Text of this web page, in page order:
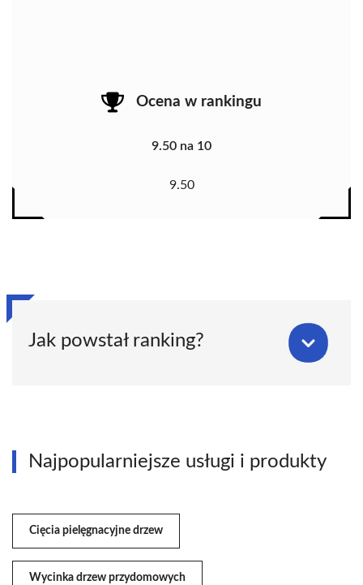
Ocena w rankingu
9.50 na 10
9.50
Jak powstał ranking?
Najpopularniejsze usługi i produkty
Cięcia pielęgnacyjne drzew
Wycinka drzew przydomowych